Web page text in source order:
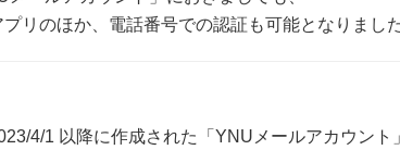
リのほか、電話番号での認証も可能となりました
4/1 以降に作成された「YNUメールアカウント